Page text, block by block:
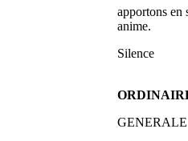
apportons en
anime.
Silence
GENERALE